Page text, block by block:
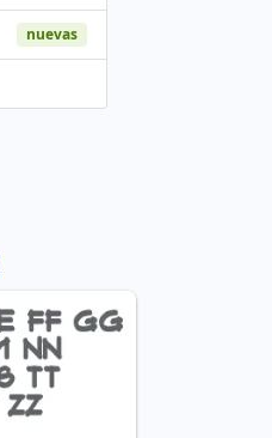
nuevas